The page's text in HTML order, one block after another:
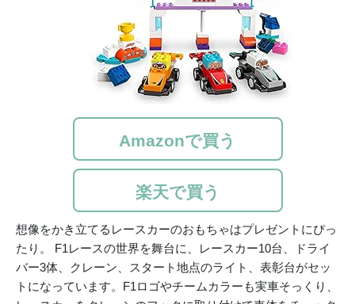
Amazonで買う
楽天で買う
想像をかき立てるレースカーのおもちゃはプレゼントにぴっ
たり。 F1レースの世界を舞台に、レースカー10台、ドライ
バー3体、クレーン、スタート地点のライト、表彰台がセッ
トになっています。F1ロゴやチームカラーも実車そっくり、